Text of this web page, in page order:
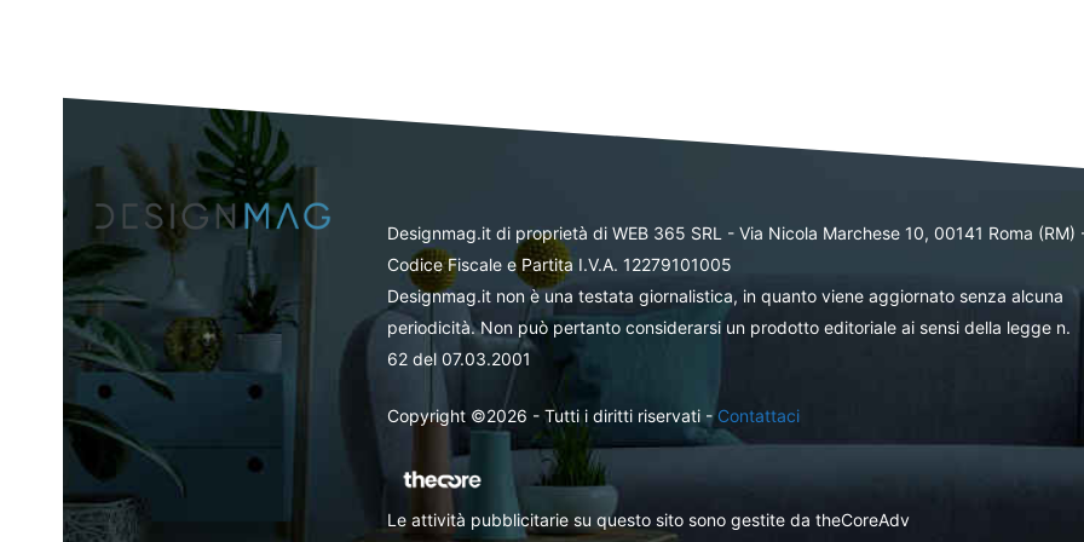
Designmag.it di proprietà di WEB 365 SRL - Via Nicola Marchese 10, 00141 Roma (RM)
Codice Fiscale e Partita I.V.A. 12279101005
Designmag.it non è una testata giornalistica, in quanto viene aggiornato senza alcuna
periodicità. Non può pertanto considerarsi un prodotto editoriale ai sensi della legge n.
62 del 07.03.2001
Copyright ©2026 - Tutti i diritti riservati -Contattaci
Le attività pubblicitarie su questo sito sono gestite da theCoreAdv